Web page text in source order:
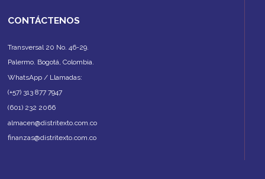
CONTÁCTENOS
Transversal 20 No. 46-29.
Palermo. Bogotá, Colombia.
WhatsApp / Llamadas:
(+57) 313 877 7947
(601) 232 2066
almacen@distritexto.com.co
finanzas@distritexto.com.co